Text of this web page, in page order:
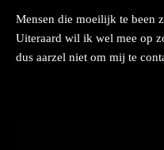
Mensen die moeilijk te been
Uiteraard wil ik wel mee op
dus aarzel niet om mij te